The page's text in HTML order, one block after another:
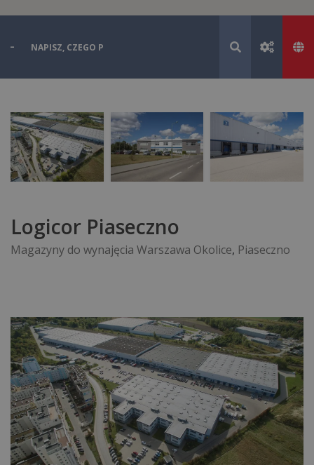
Logicor Piaseczno
Magazyny do wynajęcia Warszawa Okolice, Piaseczno